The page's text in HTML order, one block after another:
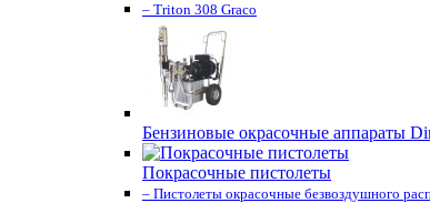
– Triton 308 Graco
Бензиновые окрасочные аппараты
Покрасочные пистолеты
– Пистолеты окрасочные безвоздушного